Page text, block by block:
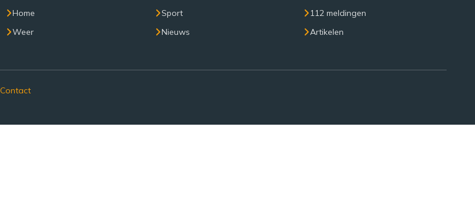
Home
Weer
Sport
Nieuws
112 meldingen
Artikelen
Contact